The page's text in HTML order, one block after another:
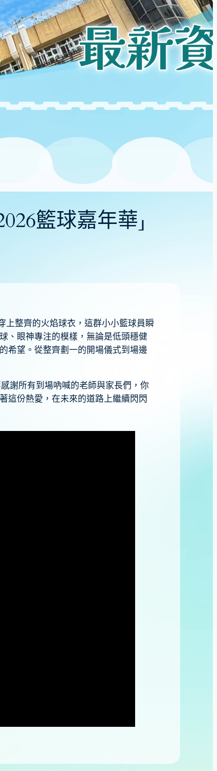
籃球嘉年華」
整齊的火焰球衣，這群小小籃球員瞬
、眼神專注的模樣，無論是低頭穩健
希望。從整齊劃一的開場儀式到場邊
謝所有到場吶喊的老師與家長們，你
這份熱愛，在未來的道路上繼續閃閃